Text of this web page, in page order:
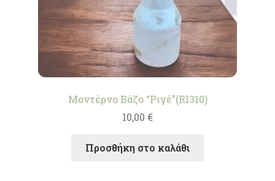
Μοντέρνο Βάζο “Ριγέ”(RI310)
10,00 €
Προσθήκη στο καλάθι